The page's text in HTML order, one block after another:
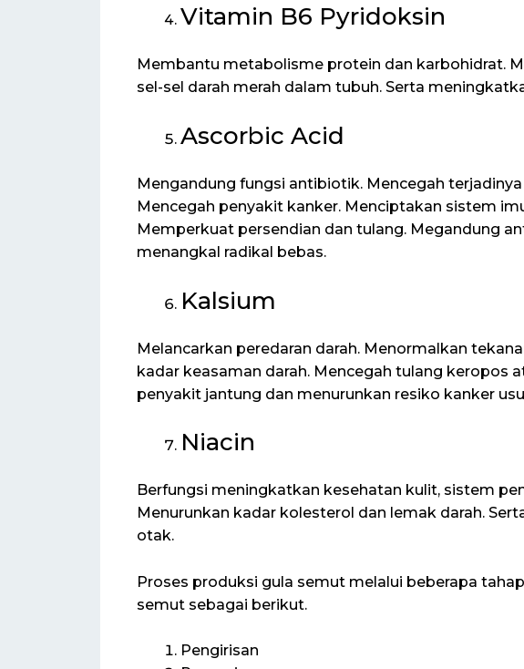
Vitamin B6 Pyridoksin
Membantu metabolisme protein dan karbohidrat.
sel-sel darah merah dalam tubuh. Serta
Ascorbic Acid
Mengandung fungsi antibiotik. Mencegah
Mencegah penyakit kanker. Menciptakan sistem
Memperkuat persendian dan tulang. Megandung
menangkal radikal bebas.
Kalsium
Melancarkan peredaran darah. Menormalkan
kadar keasaman darah. Mencegah tulang keropos
penyakit jantung dan menurunkan resiko kanker
Niacin
Berfungsi meningkatkan kesehatan kulit, sistem
Menurunkan kadar kolesterol dan lemak darah.
otak.
Proses produksi gula semut melalui beberapa
semut sebagai berikut.
Pengirisan